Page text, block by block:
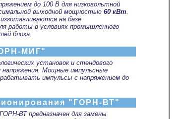
до 100 В для низковольтной
выходной мощностью 60 кВт.
на базе
работы в условиях промышленного
блока.
МИГ"
установок и стендового
напряжения. Мощные импульсные
импульсы c напряжением до
"ГОРН-ВТ"
ВТ предназначен для замены